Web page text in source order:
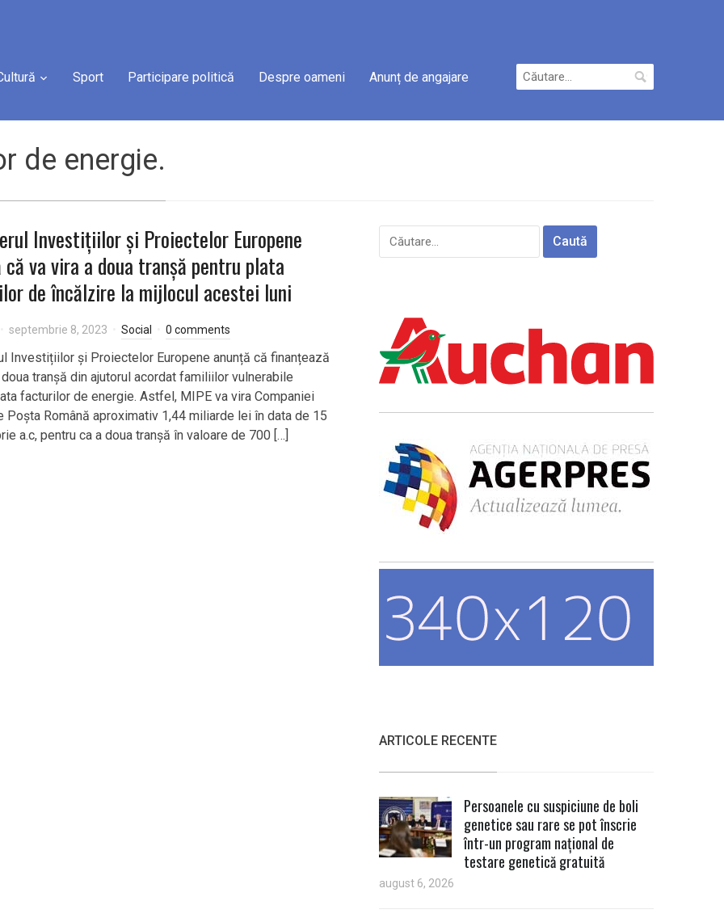
Sport Participare politică Despre oameni Anunț de angajare
Caută
după:
de energie.
Investițiilor și Proiectelor Europene
că va vira a doua tranșă pentru plata
de încălzire la mijlocul acestei luni
septembrie 8, 2023 Social 0 comments
Investițiilor și Proiectelor Europene anunță că finanțează
tranșă din ajutorul acordat familiilor vulnerabile
facturilor de energie. Astfel, MIPE va vira Companiei
Poșta Română aproximativ 1,44 miliarde lei în data de 15
a.c, pentru ca a doua tranșă în valoare de 700 […]
Caută
după:
ARTICOLE RECENTE
Persoanele cu suspiciune de boli
genetice sau rare se pot înscrie
într-un program național de
testare genetică gratuită
august 6, 2026